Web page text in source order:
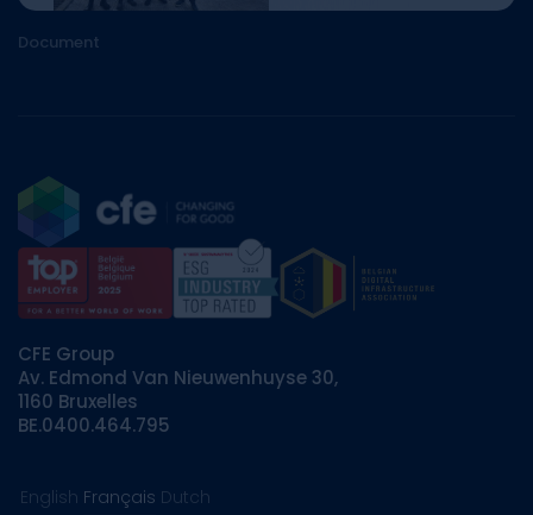
Document
CFE Group
Av. Edmond Van Nieuwenhuyse 30,
1160 Bruxelles
BE.0400.464.795
English Français Dutch